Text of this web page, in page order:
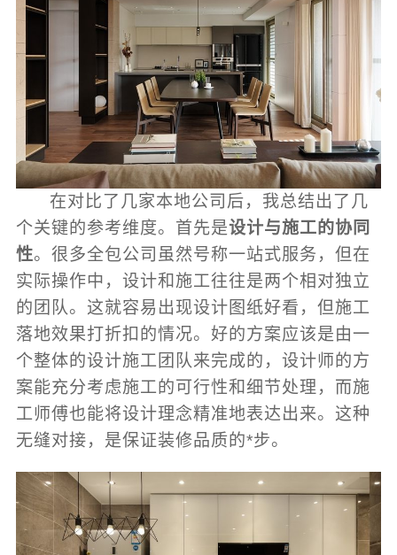
在对比了几家本地公司后，我总结出了几
个关键的参考维度。首先是设计与施工的协同
性。很多全包公司虽然号称一站式服务，但在
实际操作中，设计和施工往往是两个相对独立
的团队。这就容易出现设计图纸好看，但施工
落地效果打折扣的情况。好的方案应该是由一
个整体的设计施工团队来完成的，设计师的方
案能充分考虑施工的可行性和细节处理，而施
工师傅也能将设计理念精准地表达出来。这种
无缝对接，是保证装修品质的*步。